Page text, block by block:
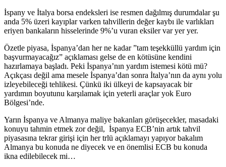
İspany ve İtalya borsa endeksleri ise resmen dağılmış durumdalar şu
anda 5% üzeri kayıplar varken tahvillerin değer kaybı ile varlıkları
eriyen bankaların hisselerinde 9%’u vuran eksiler var yer yer.
Özetle piyasa, İspanya’dan her ne kadar ”tam teşekküllü yardım için
başvurmayacağız” açıklaması gelse de en kötüsüne kendini
hazırlamaya başladı. Peki İspanya’nın yardım istemesi kötü mü?
Açıkçası değil ama mesele İspanya’dan sonra İtalya’nın da aynı yolu
izleyebileceği tehlikesi. Çünkü iki ülkeyi de kapsayacak bir
yardımın boyutunu karşılamak için yeterli araçlar yok Euro
Bölgesi’nde.
Yarın İspanya ve Almanya maliye bakanları görüşecekler, masadaki
konuyu tahmin etmek zor değil, İspanya ECB’nin artık tahvil
piyasasına tekrar girişi için her trlü açıklamayı yapıyor bakalım
Almanya bu konuda ne diyecek ve en önemlisi ECB bu konuda
ikna edilebilecek mi…